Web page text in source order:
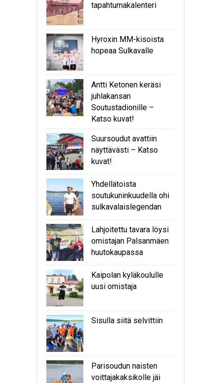
tapahtumakalenteri
Hyroxin MM-kisoista
hopeaa Sulkavalle
Antti Ketonen keräsi
juhlakansan
Soutustadionille –
Katso kuvat!
Suursoudut avattiin
näyttävästi – Katso
kuvat!
Yhdellätoista
soutukuninkuudella ohi
sulkavalaislegendan
Lahjoitettu tavara löysi
omistajan Palsanmäen
huutokaupassa
Kaipolan kyläkoululle
uusi omistaja
Sisulla siitä selvittiin
Parisoudun naisten
voittajakaksikolle jäi